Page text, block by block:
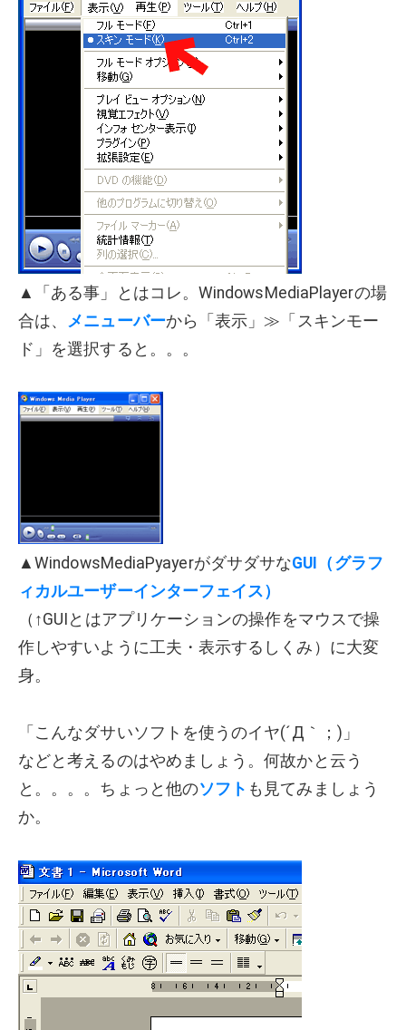
▲「ある事」とはコレ。WindowsMediaPlayerの場
合は、
メニューバーから「表示」≫「スキンモー
ド」を選択すると。。。
▲WindowsMediaPyayerがダサダサなGUI（グラフ
ィカルユーザーインターフェイス）
（↑GUIとはアプリケーションの操作をマウスで操
作しやすいように工夫・表示するしくみ）に大変
身。
「こんなダサいソフトを使うのイヤ(´Д｀；)」
などと考えるのはやめましょう。何故かと云う
と。。。。ちょっと他のソフト も見てみましょう
か。